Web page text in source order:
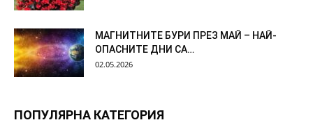
МАГНИТНИТЕ БУРИ ПРЕЗ МАЙ – НАЙ-
ОПАСНИТЕ ДНИ СА…
02.05.2026
ПОПУЛЯРНА КАТЕГОРИЯ